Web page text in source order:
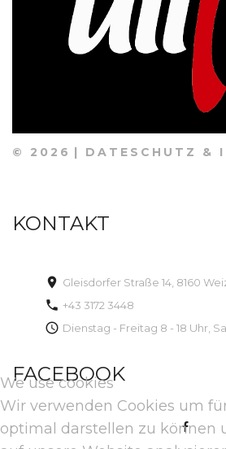
© 2026 DATESCHUTZ &
KONTAKT
Gleisdorfer Straße 14, 8160
+43 3172 3448
Dienstag - Freitag 8 - 18 Uhr,
FACEBOOK
We use cookies
Wir verwenden Cookies um
optimal darstellen zu können